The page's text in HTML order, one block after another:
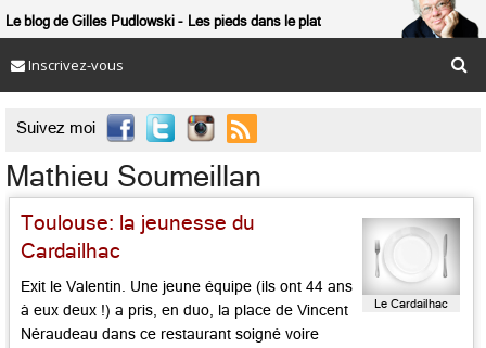
Le blog de Gilles Pudlowski Les pieds dans le plat
Inscrivez-vous
Suivez moi 
Mathieu Soumeillan
Toulouse: la jeunesse du
Cardailhac
Exit le Valentin. Une jeune équipe (ils ont 44 ans
à eux deux !) a pris, en duo, la place de Vincent
Néraudeau dans ce restaurant soigné voire
Le Cardailhac